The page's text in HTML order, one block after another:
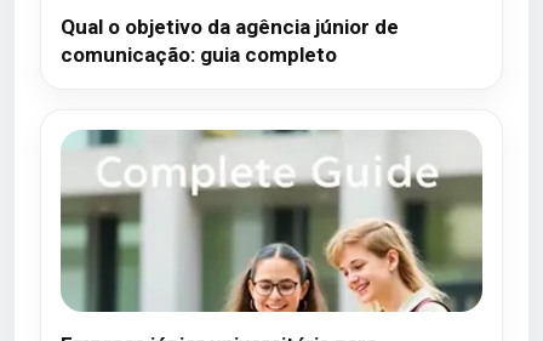
Qual o objetivo da agência júnior de
comunicação: guia completo